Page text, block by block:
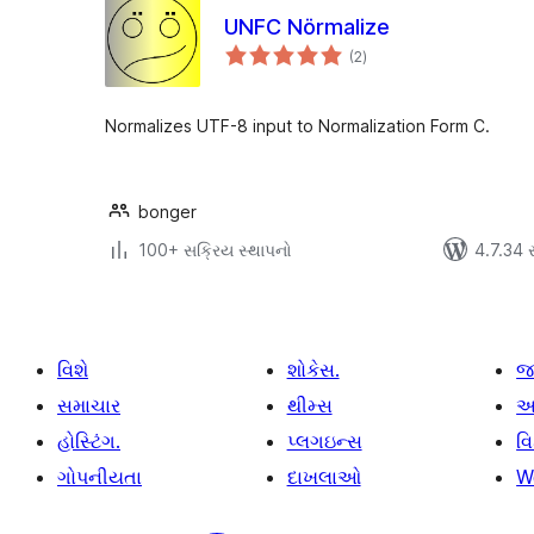
UNFC Nörmalize
(2કુલ
રેટિંગ્સ
)
Normalizes UTF-8 input to Normalization Form C.
bonger
100+ સક્રિય સ્થાપનો
4.7.34
વિશે
સમાચાર
હોસ્ટિંગ.
ગોપનીયતા
શોકેસ.
થીમ્સ
પ્લગઇન્સ
દાખલાઓ